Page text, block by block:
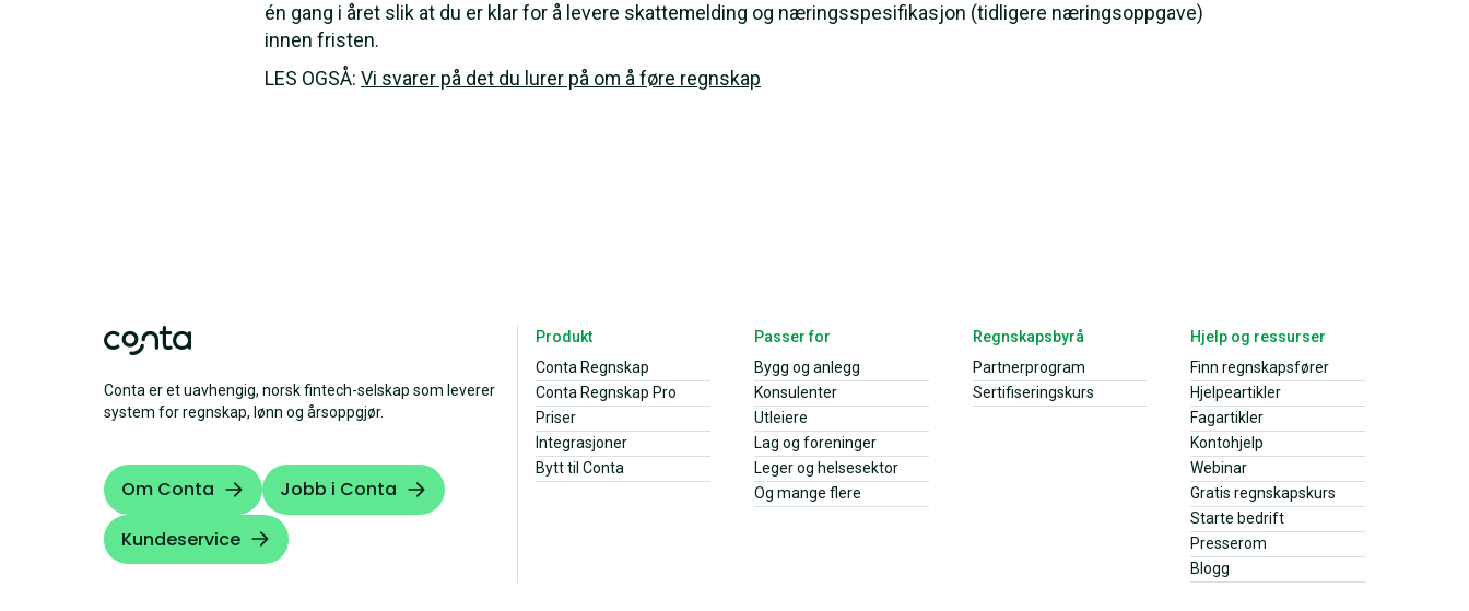
én gang i året slik at du er klar for å levere skattemelding og næringsspesifikasjon (tidligere næringsoppgave)
innen fristen.
LES OGSÅ: Vi svarer på det du lurer på om å føre regnskap
Conta er et uavhengig, norsk fintech-selskap som leverer
system for regnskap, lønn og årsoppgjør.
Om Conta
Jobb i Conta
Kundeservice
Produkt
Conta Regnskap
Conta Regnskap Pro
Priser
Integrasjoner
Bytt til Conta
Passer for
Bygg og anlegg
Konsulenter
Utleiere
Lag og foreninger
Leger og helsesektor
Og mange flere
Regnskapsbyrå
Partnerprogram
Sertifiseringskurs
Hjelp og ressurser
Finn regnskapsfører
Hjelpeartikler
Fagartikler
Kontohjelp
Webinar
Gratis regnskapskurs
Starte bedrift
Presserom
Blogg